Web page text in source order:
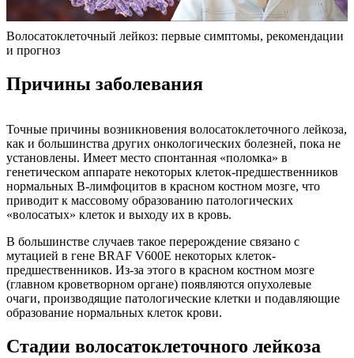
Волосатоклеточный лейкоз: первые симптомы, рекомендации
и прогноз
Причины заболевания
Точные причины возникновения волосатоклеточного лейкоза,
как и большинства других онкологических болезней, пока не
установлены. Имеет место спонтанная «поломка» в
генетическом аппарате некоторых клеток-предшественников
нормальных В-лимфоцитов в красном костном мозге, что
приводит к массовому образованию патологических
«волосатых» клеток и выходу их в кровь.
В большинстве случаев такое перерождение связано с
мутацией в гене BRAF V600E некоторых клеток-
предшественников. Из-за этого в красном костном мозге
(главном кроветворном органе) появляются опухолевые
очаги, производящие патологические клетки и подавляющие
образование нормальных клеток крови.
Стадии волосатоклеточного лейкоза